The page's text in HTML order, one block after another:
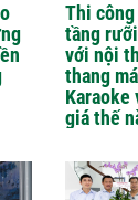
Thi công
tầng
với nội
thang
Karaoke
giá thế